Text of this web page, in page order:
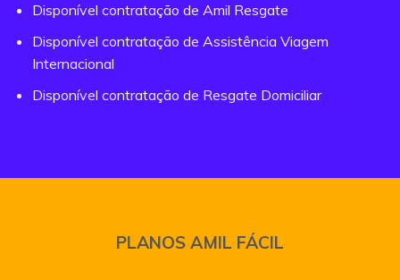
Disponível contratação de Amil Resgate
Disponível contratação de Assistência Viagem
Internacional
Disponível contratação de Resgate Domiciliar
PLANOS AMIL FÁCIL